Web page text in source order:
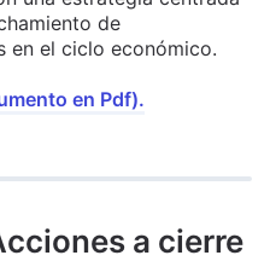
de
en el ciclo económico.
en Pdf).
a cierre